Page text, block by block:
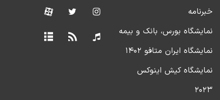
خبرنامه
نمایشگاه بورس، بانک و بیمه
نمایشگاه ایران متافو ۱۴۰۲
نمایشگاه کیش اینوکس
۲۰۲۳